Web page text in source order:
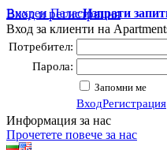
Вихрен ПаласИзпрати
Вход и регистрация
Вход за клиенти на
Потребител:
Парола:
Запомни ме
ВходРегистрация
Информация за нас
Прочетете повече за нас